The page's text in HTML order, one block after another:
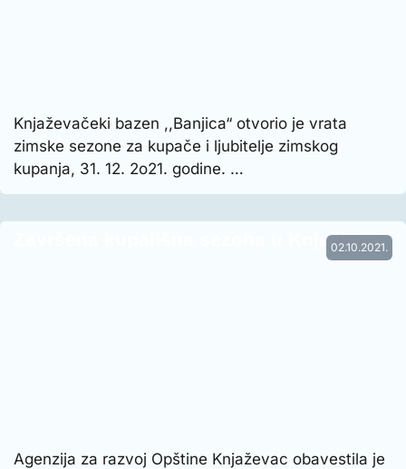
Knjaževačeki bazen ,,Banjica“ otvorio je vrata
zimske sezone za kupače i ljubitelje zimskog
kupanja, 31. 12. 2o21. godine. …
02.10.2021.
Završena kupališna sezona u Knjaževcu
Agenzija za razvoj Opštine Knjaževac obavestila je